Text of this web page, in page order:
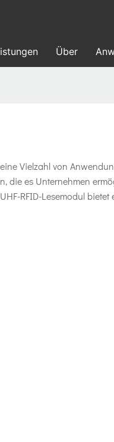
Über
Vielzahl von
es Unternehmen
RFID-Lesemodul